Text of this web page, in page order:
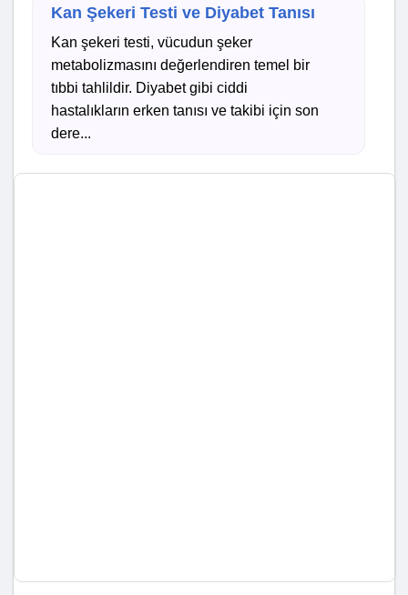
Kan Şekeri Testi ve Diyabet Tanısı
Kan şekeri testi, vücudun şeker
metabolizmasını değerlendiren temel bir
tıbbi tahlildir. Diyabet gibi ciddi
hastalıkların erken tanısı ve takibi için son
dere...